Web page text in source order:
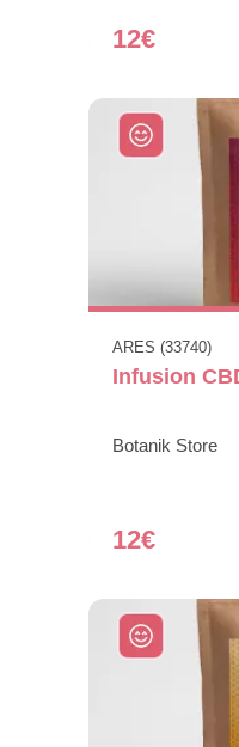
12€
ARES (33740)
Infusion
Botanik Store
12€